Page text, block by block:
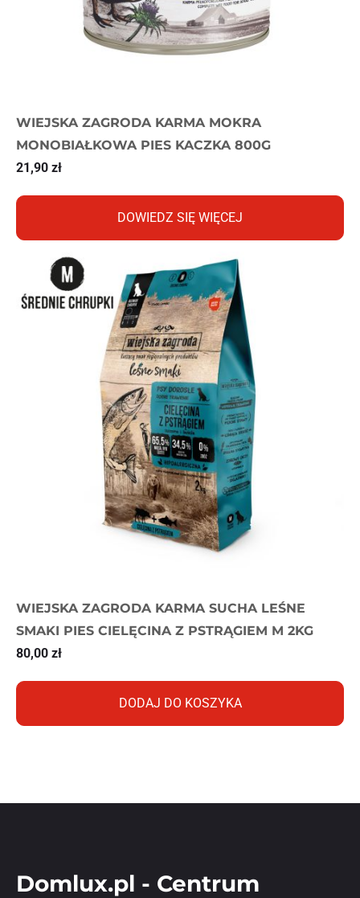
WIEJSKA ZAGRODA KARMA MOKRA
MONOBIAŁKOWA PIES KACZKA 800G
21,90 zł
DOWIEDZ SIĘ WIĘCEJ
WIEJSKA ZAGRODA KARMA SUCHA LEŚNE
SMAKI PIES CIELĘCINA Z PSTRĄGIEM M 2KG
80,00 zł
DODAJ DO KOSZYKA
Domlux.pl - Centrum